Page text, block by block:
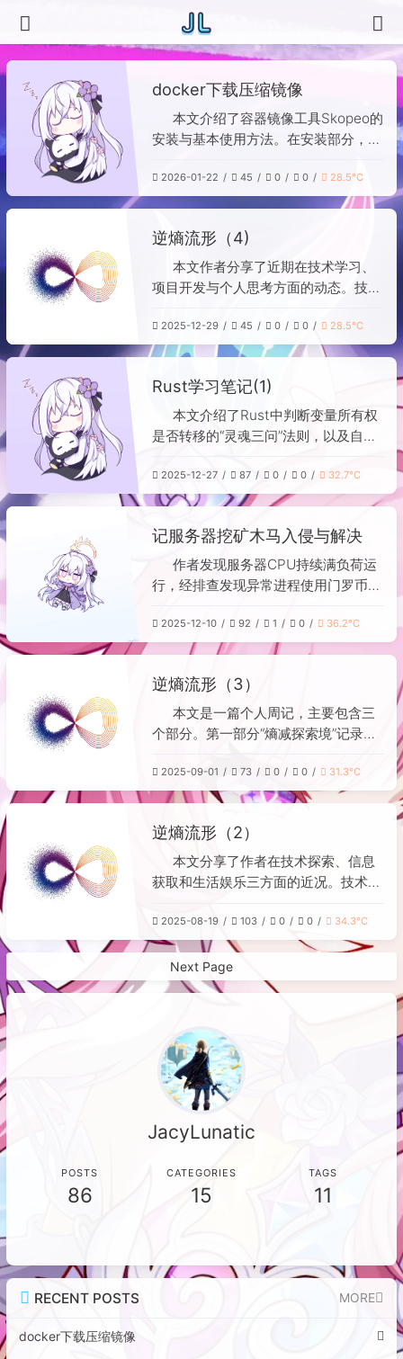
docker下载压缩镜像
本文介绍了容器镜像工具Skopeo的
安装与基本使用方法。在安装部分，提
Ubuntu/Debian和macOS系统的具体
安装命令。在使用部分，示例展示了如
Docker镜像（以vLLM项目为例）下载
并保存为本地压缩包文件。整个过程简
洁明了，便于用户快速获取和离线存储
2026-01-22 45 0 0 28.5℃
逆熵流形（4)
本文作者分享了近期在技术学习、
项目开发与个人思考方面的动态。技术
博客搜索引擎从Meilisearch迁移至
Typesense以支持语义检索，并部署了
供了重要帮助。同时，作者开始学习
Rust。信息思考部分，作者关注了高效
JSON解析库simdjson，并探讨了AI辅
侣的悖论以及零基础开发者借助AI完成
项目的经验。娱乐方面，作者体验了
《Slay the Princess》等游戏。文末
以“逆熵效率”条形象地总结了本阶段的
充实度。
2025-12-29 45 0 0 28.5℃
Rust学习笔记(1)
本文介绍了Rust中判断变量所有权
是否转移的“灵魂三问”法则，以及自动
**：对于复杂类型（如String），若发
生“裸体赋值”（`=` 直接赋值）、作为
消耗自身的方法（如`into_...()`），则
所有权转移，原变量失效。简单类型
（如i32）则始终存活。此外，变量在
动解引用**：主要发生在两个场景：
1）使用点操作符`.`调用方法或访问字
用直到找到对应成员；2）函数传参
时，若类型实现了`Deref`，`&T`会自
动转换为`&U`（如`&String`转
匹配中，不会自动解引用，需手动处
理。 简言之，所有权转移遵循明确规
则，而自动解引用旨在方便方法调用和
传参，但在可能影响逻辑正确性的操作
2025-12-27 87 0 0 32.7℃
记服务器挖矿木马入侵与解决
作者发现服务器CPU持续满负荷运
行，经排查发现异常进程使用门罗币挖
止进程并检查定时任务、系统任务及
SSH密钥均无果后，通过进程树追踪到
个名为“1Panel-umami-1NNn”的
Docker容器中。判断这与React漏洞
（CVE-2025-55182）有关。作者随后
IP，CPU使用率恢复正常。其他未使用
React的项目未受影响。
2025-12-10 92 1 0 36.2℃
逆熵流形（3）
本文是一篇个人周记，主要包含三
个部分。第一部分“熵减探索境”记录了
bug，并回顾了LoRA等AI模型微调技
术。第二部分“信息焓变场”分享了作者
工具设计、数字笔记的意义、身后事处
理、开源大模型、数据隐私、AI工具选
择以及坚持的复利效应等广泛话题。第
《SIFU》、《冰汽时代》和《崩坏：
星穹铁道》中的休闲体验。文末以进度
条形式展示了本周的“逆熵效率”。
2025-09-01 73 0 0 31.3℃
逆熵流形（2）
本文分享了作者在技术探索、信息
获取和生活娱乐三方面的近况。技术方
题，开始学习ROS以提升竞争力，并计
划用Vue自建理财工具。信息方面，关
注了AI生成的钓鱼网站风险、开源视觉
模型GLM-V的进展、Grok被封禁的荒
Chrome的AI功能更新。生活娱乐方
面，提及了游戏《星穹铁道》版本内容
较短和通关经典重制版《幽灵诡计》的
体验。整体效率自评为中等偏上。
2025-08-19 103 0 0 34.3℃
Next Page
JacyLunatic
POSTS
86
CATEGORIES
15
TAGS
11
RECENT POSTS MORE
docker下载压缩镜像